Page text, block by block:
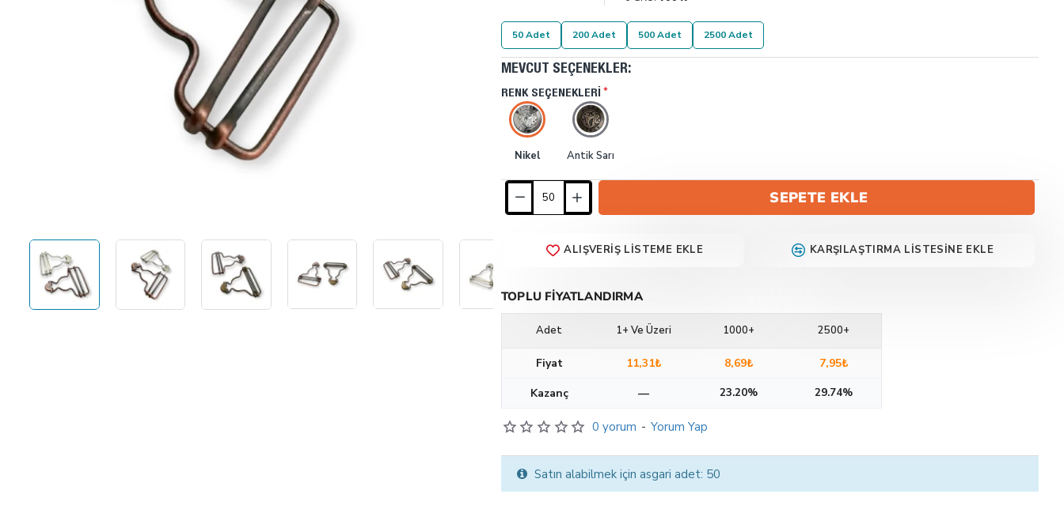
0 yorum - Yorum Yap
50 Adet 200 Adet 500 Adet 2500 Adet
MEVCUT SEÇENEKLER:
RENK SEÇENEKLERI
Nikel Antik Sarı
SEPETE EKLE
ALIŞVERIŞ LISTEME EKLE KARŞILAŞTIRMA LISTESINE EKLE
Satın alabilmek için asgari adet: 50
TOPLU FIYATLANDIRMA
Adet 1+ Ve Üzeri 1000+ 2500+
Fiyat 11,31₺ 8,69₺
7,95₺
Kazanç
— 23.20% 29.74%